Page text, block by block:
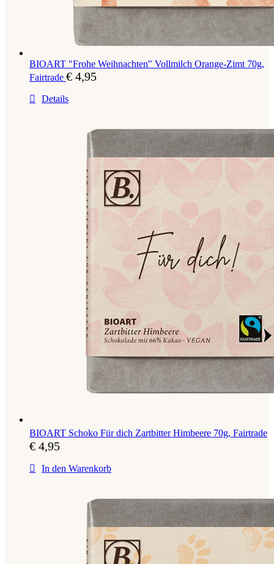
BIOART "Frohe Weihnachten" Vollmilch Orange-Zimt 70g,
Fairtrade € 4,95
Details
BIOART Schoko Für dich Zartbitter Himbeere 70g, Fairtrade
€ 4,95
In den Warenkorb